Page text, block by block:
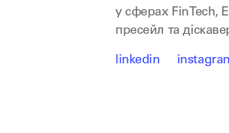
у сферах FinTech,
пресейл та
linkedin